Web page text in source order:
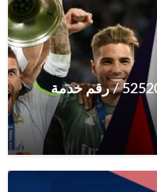
بي ان سبورت النسيم / 52520080 / رقم خدمة